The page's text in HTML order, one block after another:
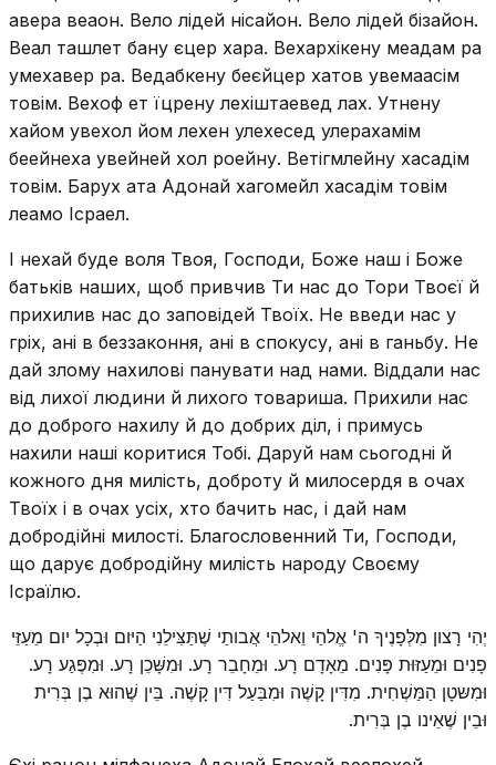
авера веаон. Вело лідей нісайон. Вело лідей бізайон.
Веал ташлет бану єцер хара. Вехархікену меадам ра
умехавер ра. Ведабкену беєйцер хатов увемаасім
товім. Вехоф ет їцрену лехіштаевед лах. Утнену
хайом увехол йом лехен улехесед улерахамім
беейнеха увейней хол роейну. Ветігмлейну хасадім
товім. Барух ата Адонай хагомейл хасадім товім
леамо Ісраел.
І нехай буде воля Твоя, Господи, Боже наш і Боже
батьків наших, щоб привчив Ти нас до Тори Твоєї й
прихилив нас до заповідей Твоїх. Не введи нас у
гріх, ані в беззаконня, ані в спокусу, ані в ганьбу. Не
дай злому нахилові панувати над нами. Віддали нас
від лихої людини й лихого товариша. Прихили нас
до доброго нахилу й до добрих діл, і примусь
нахили наші коритися Тобі. Даруй нам сьогодні й
кожного дня милість, доброту й милосердя в очах
Твоїх і в очах усіх, хто бачить нас, і дай нам
добродійні милості. Благословенний Ти, Господи,
що дарує добродійну милість народу Своєму
Ісраїлю.
יְהִי רָצון מִלְּפָנֶיךָ ה' אֱלהַי וֵאלהֵי אֲבותַי שֶׁתַּצִּילֵנִי הַיּום וּבְכָל יום מֵעַזֵּי
פָנִים וּמֵעַזּוּת פָּנִים. מֵאָדָם רָע. וּמֵחָבֵר רָע. וּמִשָּׁכֵן רָע. וּמִפֶּגַע רָע.
וּמִשּטָן הַמַּשְׁחִית. מִדִּין קָשֶׁה וּמִבַּעַל דִּין קָשֶׁה. בֵּין שֶׁהוּא בֶן בְּרִית
וּבֵין שֶׁאֵינו בֶן בְּרִית.